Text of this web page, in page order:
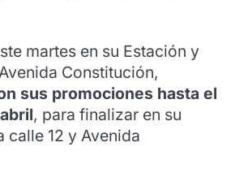
martes en su Estación y
Constitución,
sus promociones hasta el
, para finalizar en su
calle 12 y Avenida